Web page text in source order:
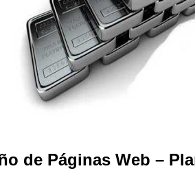
de Páginas Web –